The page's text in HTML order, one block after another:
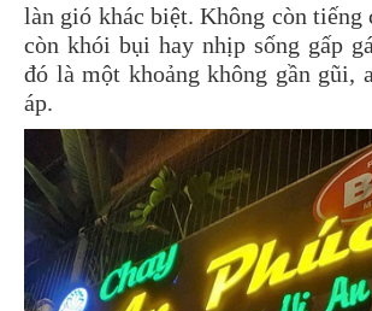
làn gió khác biệt. Không còn tiếng
còn khói bụi hay nhịp sống gấp
đó là một khoảng không gần gũi,
áp.